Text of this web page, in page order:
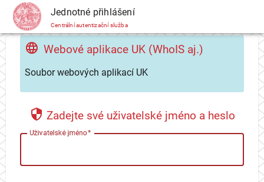
CAS Jednotné přihlášení
Centrální autentizační služba
Webové aplikace UK (WhoIS aj.)
Soubor webových aplikací UK
Zadejte své uživatelské jméno a heslo
Uživatelské jméno